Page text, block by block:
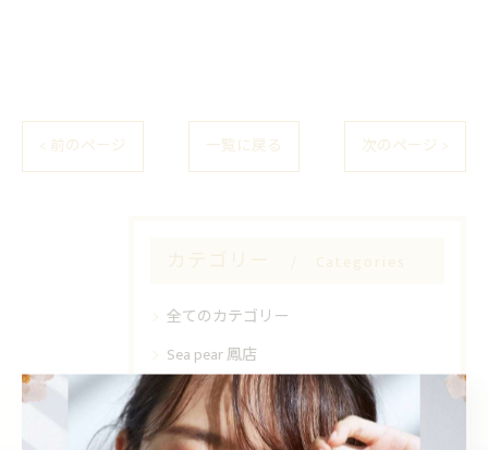
< 前のページ 一覧に戻る 次のページ >
カテゴリー Categories
全てのカテゴリー
Sea pear 鳳店
Sea pear 深井店
韓国風